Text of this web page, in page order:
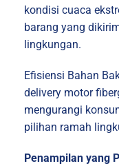
kondisi cuaca
barang yang
lingkungan.
Efisiensi Bahan
delivery motor
mengurangi
pilihan ramah
Penampilan yang